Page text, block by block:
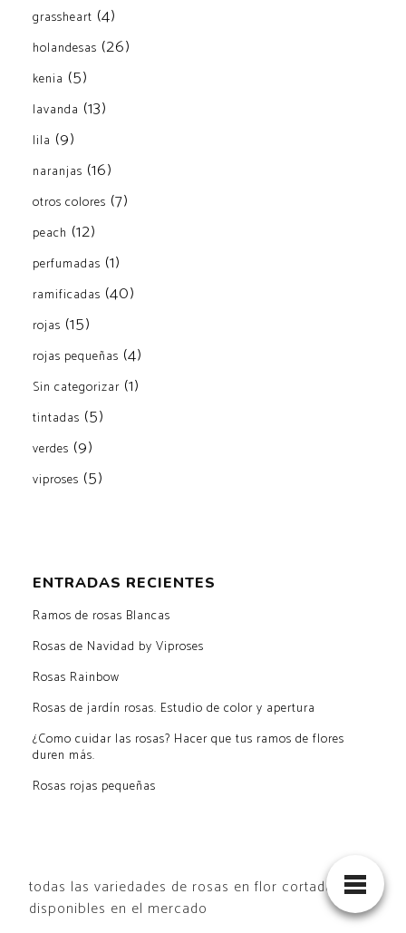
grassheart (4)
holandesas (26)
kenia (5)
lavanda (13)
lila (9)
naranjas (16)
otros colores (7)
peach (12)
perfumadas (1)
ramificadas (40)
rojas (15)
rojas pequeñas (4)
Sin categorizar (1)
tintadas (5)
verdes (9)
viproses (5)
ENTRADAS RECIENTES
Ramos de rosas Blancas
Rosas de Navidad by Viproses
Rosas Rainbow
Rosas de jardín rosas. Estudio de color y apertura
¿Como cuidar las rosas? Hacer que tus ramos de flores
duren más.
Rosas rojas pequeñas
todas las variedades de rosas en flor cortada
disponibles en el mercado